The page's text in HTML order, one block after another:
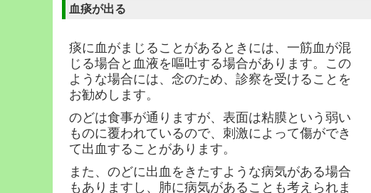
血痰が出る
痰に血がまじることがあるときには、一筋血が混
じる場合と血液を嘔吐する場合があります。この
ような場合には、念のため、診察を受けることを
お勧めします。
のどは食事が通りますが、表面は粘膜という弱い
ものに覆われているので、刺激によって傷ができ
て出血することがあります。
また、のどに出血をきたすような病気がある場合
もありますし、肺に病気があることも考えられま